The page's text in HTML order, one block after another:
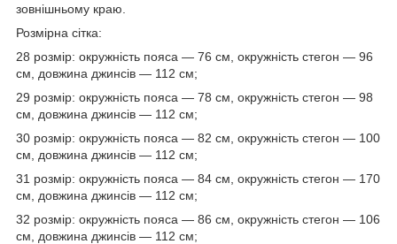
зовнішньому краю.
Розмірна сітка:
28 розмір: окружність пояса — 76 см, окружність стегон — 96
см, довжина джинсів — 112 см;
29 розмір: окружність пояса — 78 см, окружність стегон — 98
см, довжина джинсів — 112 см;
30 розмір: окружність пояса — 82 см, окружність стегон — 100
см, довжина джинсів — 112 см;
31 розмір: окружність пояса — 84 см, окружність стегон — 170
см, довжина джинсів — 112 см;
32 розмір: окружність пояса — 86 см, окружність стегон — 106
см, довжина джинсів — 112 см;